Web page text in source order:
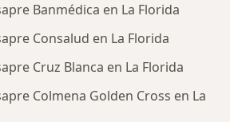
Banmédica en La Florida
Consalud en La Florida
Cruz Blanca en La Florida
Colmena Golden Cross en La